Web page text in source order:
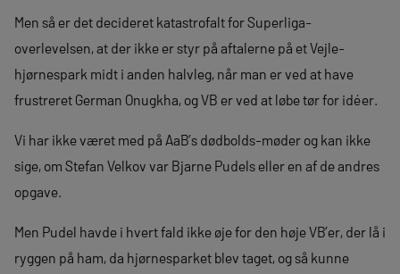
Men så er det decideret katastrofalt for Superliga-
overlevelsen, at der ikke er styr på aftalerne på et Vejle-
hjørnespark midt i anden halvleg, når man er ved at have
frustreret German Onugkha, og VB er ved at løbe tør for idéer.
Vi har ikke været med på AaB’s dødbolds-møder og kan ikke
sige, om Stefan Velkov var Bjarne Pudels eller en af de andres
opgave.
Men Pudel havde i hvert fald ikke øje for den høje VB’er, der lå i
ryggen på ham, da hjørnesparket blev taget, og så kunne